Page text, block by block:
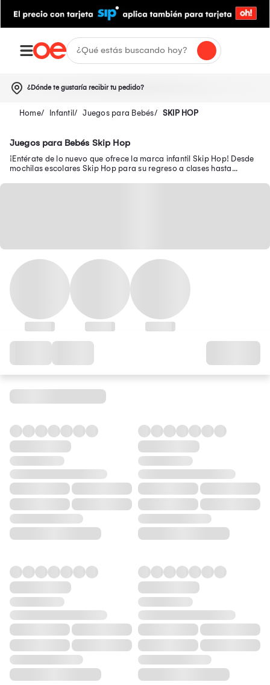
¿Dónde te gustaría recibir tu pedido?
Infantil Juegos para Bebés SKIP HOP
Juegos para Bebés Skip Hop
¡Entérate de lo nuevo que ofrece la marca infantil Skip Hop! Desde
mochilas escolares Skip Hop para su regreso a clases hasta